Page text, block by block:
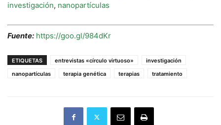
investigación, nanopartículas
Fuente: https://goo.gl/984dKr
ETIQUETAS entrevistas «círculo virtuoso»
investigación
nanopartículas
terapia genética terapias tratamiento